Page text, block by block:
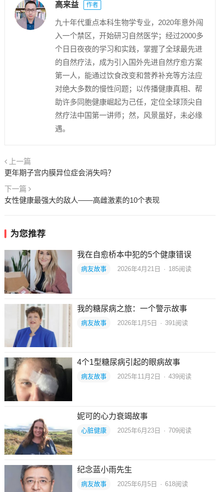
高来益 作者
九十年代重点本科生物学专业，2020年意外闯
入一个禁区，开始研习自然医学；经过2000多
个日日夜夜的学习和实践，掌握了全球最先进
的自然疗法，成为引入国外先进自然疗愈方案
第一人，能通过饮食改变和营养补充等方法应
对绝大多数的慢性问题；以传播健康真相、帮
助许多同胞健康崛起为己任，定位全球顶尖自
然疗法中国第一讲师；然，风景虽好，未必缘
遇。
上一篇
更年期子宫内膜异位症会消失吗？
下一篇
女性健康最强大的敌人——高雌激素的10个表现
为您推荐
我在自愈桥本中犯的5个健康错误
病友故事 2026年4月21日 · 185阅读
我的糖尿病之旅：一个警示故事
病友故事 2026年1月5日 · 391 阅读
4个1型糖尿病引起的眼病故事
病友故事 2025年11月2日 · 439阅读
妮可的心力衰竭故事
心脏健康 2025年6月23日 · 709阅读
纪念蓝小雨先生
病友故事 2025年6月5日 · 618阅读